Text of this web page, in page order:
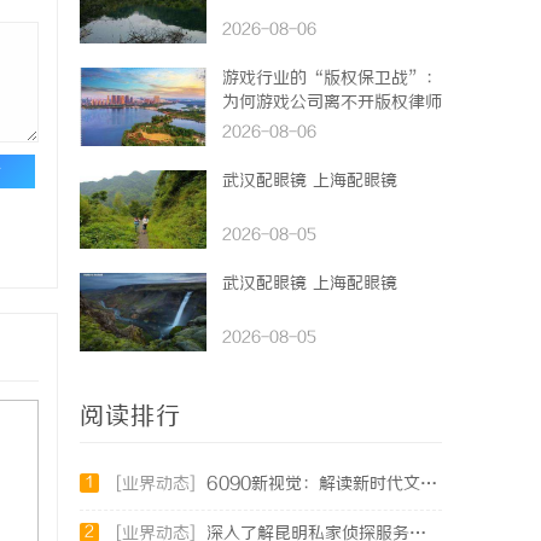
2026-08-06
游戏行业的“版权保卫战”：
为何游戏公司离不开版权律师
2026-08-06
武汉配眼镜 上海配眼镜
2026-08-05
武汉配眼镜 上海配眼镜
2026-08-05
阅读排行
1 [业界动态] 6090新视觉：解读新时代文化潮流与审美变迁
2 [业界动态] 深入了解昆明私家侦探服务的重要性与选择指南